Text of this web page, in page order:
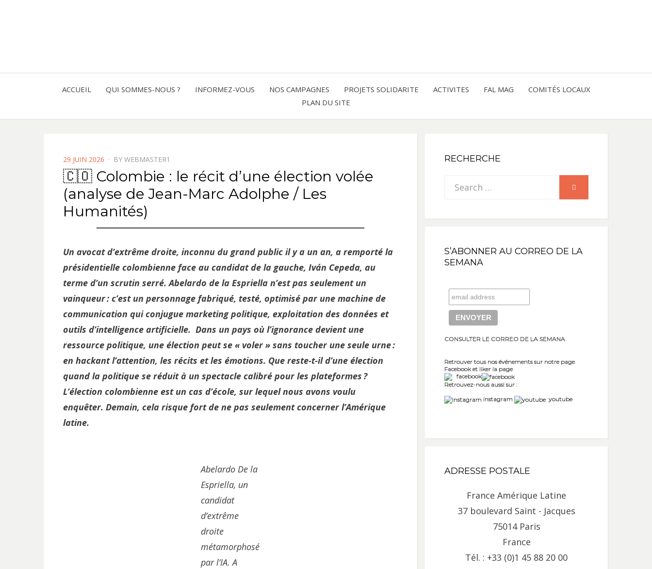
AMERIQUE
LATINE
ACCUEIL QUI SOMMES-NOUS ? INFORMEZ-VOUS NOS CAMPAGNES PROJETS SOLIDARITE ACTIVITES FAL MAG
COMITÉS LOCAUX
PLAN DU SITE
POSTED
ON
29 JUIN 2026 BY WEBMASTER1
🇨🇴 Colombie : le récit d’une élection volée
(analyse de Jean-Marc Adolphe / Les
Humanités)
Un avocat d’extrême droite, inconnu du grand public il y a un an, a remporté la
présidentielle colombienne face au candidat de la gauche, Iván Cepeda, au
terme d’un scrutin serré. Abelardo de la Espriella n’est pas seulement un
vainqueur : c’est un personnage fabriqué, testé, optimisé par une machine de
communication qui conjugue marketing politique, exploitation des données et
outils d’intelligence artificielle. Dans un pays où l’ignorance devient une
ressource politique, une élection peut se « voler » sans toucher une seule urne :
en hackant l’attention, les récits et les émotions. Que reste‑t‑il d’une élection
quand la politique se réduit à un spectacle calibré pour les plateformes ?
L’élection colombienne est un cas d’école, sur lequel nous avons voulu
enquêter. Demain, cela risque fort de ne pas seulement concerner l’Amérique
latine.
Abelardo De la
Espriella, un
candidat
d’extrême
droite
métamorphosé
par l’IA. A
RECHERCHE
Search
S’ABONNER AU CORREO DE LA
SEMANA
CONSULTER LE CORREO DE LA SEMANA
Retrouver tous nos événements sur notre page
Facebook et liker la page
facebook
Retrouvez-nous aussi sur :
instagram
youtube
ADRESSE POSTALE
France Amérique Latine
37 boulevard Saint - Jacques
75014 Paris
France
Tél. : +33 (0)1 45 88 20 00